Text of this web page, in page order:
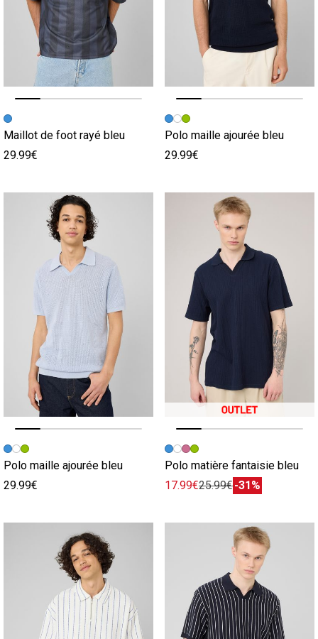
Image précédente
Image suivante
Maillot de foot rayé bleu
29.99€
Image précédente
Image suivante
Polo maille ajourée bleu
29.99€
Image précédente
Image suivante
Polo maille ajourée bleu
29.99€
Image précédente
Image suivante
Polo matière fantaisie bleu
17.99€25.99€-31%